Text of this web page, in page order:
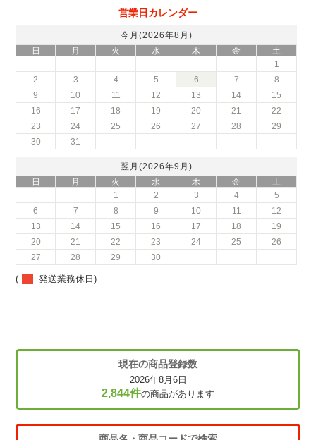
営業日カレンダー
今月(2026年8月)
日
月 火 水 木 金
土
1
2
3 4 5 6 7
8
9
10 11 12 13 14
15
16
17 18 19 20 21
22
23
24 25 26 27 28
29
30
31
翌月(2026年9月)
日
月 火 水 木 金
土
1
2 3 4
5
6
7 8 9 10 11
12
13
14 15 16 17 18
19
20
21 22 23 24 25
26
27
28 29 30
( 発送業務休日)
現在の商品登録数
2026年8月6日
2,844件の商品があります